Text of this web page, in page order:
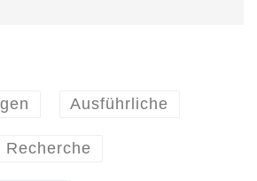
Ausführliche
Recherche